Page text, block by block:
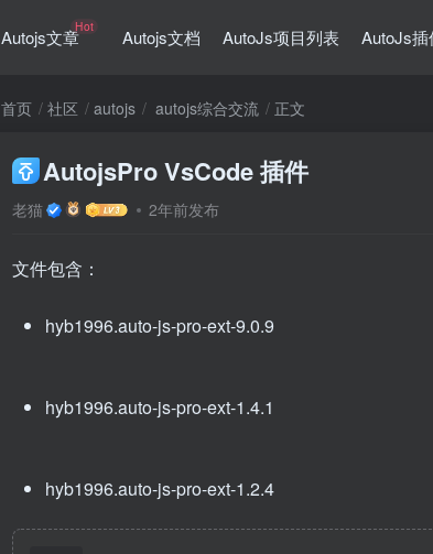
Autojs文章Hot Autojs文档 AutoJs项目列表 AutoJs
首页 社区 autojs autojs综合交流 正文
AutojsPro VsCode 插件
老猫 2年前发布
文件包含：
hyb1996.auto-js-pro-ext-9.0.9
hyb1996.auto-js-pro-ext-1.4.1
hyb1996.auto-js-pro-ext-1.2.4